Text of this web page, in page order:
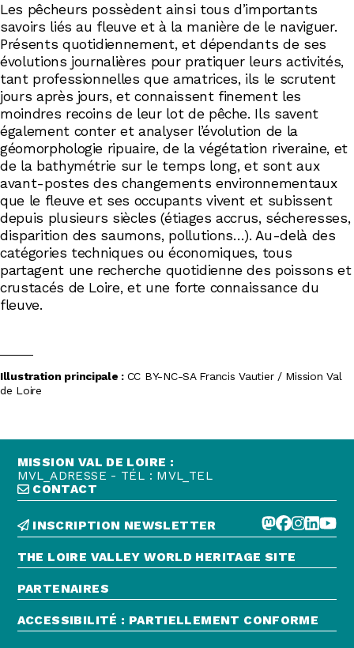
Les pêcheurs possèdent ainsi tous d’importants
savoirs liés au fleuve et à la manière de le naviguer.
Présents quotidiennement, et dépendants de ses
évolutions journalières pour pratiquer leurs activités,
tant professionnelles que amatrices, ils le scrutent
jours après jours, et connaissent finement les
moindres recoins de leur lot de pêche. Ils savent
également conter et analyser l’évolution de la
géomorphologie ripuaire, de la végétation riveraine, et
de la bathymétrie sur le temps long, et sont aux
avant-postes des changements environnementaux
que le fleuve et ses occupants vivent et subissent
depuis plusieurs siècles (étiages accrus, sécheresses,
disparition des saumons, pollutions…). Au-delà des
catégories techniques ou économiques, tous
partagent une recherche quotidienne des poissons et
crustacés de Loire, et une forte connaissance du
fleuve.
Illustration principale : CC BY-NC-SA Francis Vautier / Mission Val
de Loire
MISSION VAL DE LOIRE :
MVL_ADRESSE - TÉL : MVL_TEL
CONTACT
INSCRIPTION NEWSLETTER
THE LOIRE VALLEY WORLD HERITAGE SITE
PARTENAIRES
ACCESSIBILITÉ : PARTIELLEMENT CONFORME